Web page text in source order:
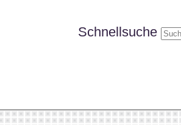
Schnellsuche